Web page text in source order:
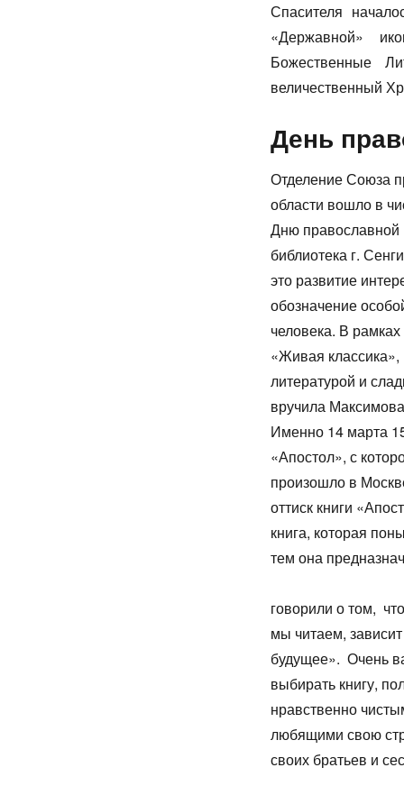
Спасителя
«Державной»
Божественные
величественный
День
Отделение Союза
области вошло в
Дню православной
библиотека г.
это развитие
обозначение
человека. В
«Живая
литературой и
Именно 14 марта
«Апостол», с
произошло в
оттиск книги
книга, которая
тем она
говорили о том,
мы читаем,
будущее». Очень
выбирать книгу,
нравственно
любящими свою
своих братьев и